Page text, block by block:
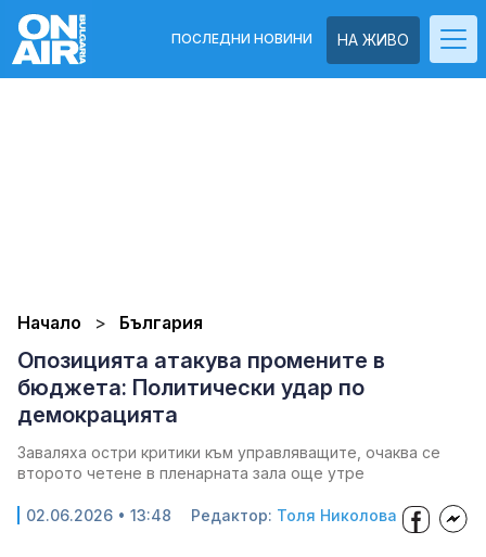
НА ЖИВО
ПОСЛЕДНИ НОВИНИ
Начало България
Опозицията атакува промените в
бюджета: Политически удар по
демокрацията
Заваляха остри критики към управляващите, очаква се
второто четене в пленарната зала още утре
02.06.2026 • 13:48 Редактор: Толя Николова